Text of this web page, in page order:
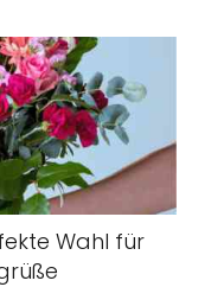
Wahl für